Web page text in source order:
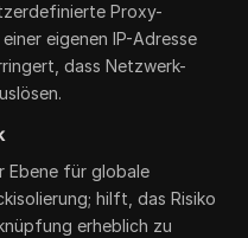
Proxy-
eigenen IP-Adresse
dass Netzwerk-
Ebene für globale
hilft, das Risiko
erheblich zu